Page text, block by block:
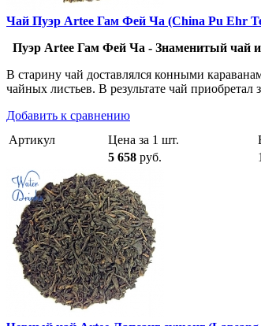
Чай Пуэр Artee Гам Фей Ча (China Pu Ehr
Пуэр Artee Гам Фей Ча - Знаменитый чай
В старину чай доставлялся конными
чайных листьев. В результате чай
Добавить к сравнению
Артикул
Цена за 1 шт.
5 658 руб.